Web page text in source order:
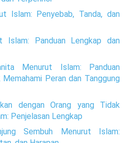
Islam: Penyebab, Tanda, dan
Islam: Panduan Lengkap dan
Menurut Islam: Panduan
Peran dan Tanggung
dengan Orang yang Tidak
Penjelasan Lengkap
Sembuh Menurut Islam: